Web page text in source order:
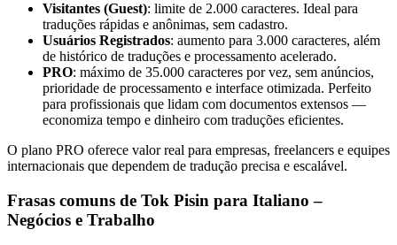
Visitantes (Guest): limite de 2.000 caracteres. Ideal para
traduções rápidas e anônimas, sem cadastro.
Usuários Registrados: aumento para 3.000 caracteres, além
de histórico de traduções e processamento acelerado.
PRO: máximo de 35.000 caracteres por vez, sem anúncios,
prioridade de processamento e interface otimizada. Perfeito
para profissionais que lidam com documentos extensos —
economiza tempo e dinheiro com traduções eficientes.
O plano PRO oferece valor real para empresas, freelancers e equipes
internacionais que dependem de tradução precisa e escalável.
Frasas comuns de Tok Pisin para Italiano –
Negócios e Trabalho